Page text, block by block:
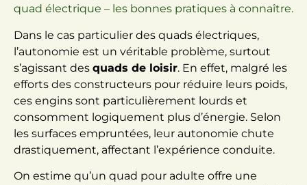
quad électrique – les bonnes pratiques à connaître.
Dans le cas particulier des quads électriques,
l’autonomie est un véritable problème, surtout
s’agissant des quads de loisir. En effet, malgré les
efforts des constructeurs pour réduire leurs poids,
ces engins sont particulièrement lourds et
consomment logiquement plus d’énergie. Selon
les surfaces empruntées, leur autonomie chute
drastiquement, affectant l’expérience conduite.
On estime qu’un quad pour adulte offre une